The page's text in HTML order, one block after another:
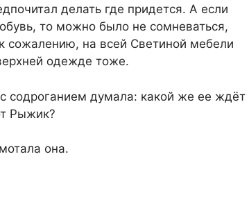
делать где придется. А если
то можно было не сомневаться,
сожалению, на всей Светиной мебели
одежде тоже.
содроганием думала: какой же ее ждёт
Рыжик?
она.